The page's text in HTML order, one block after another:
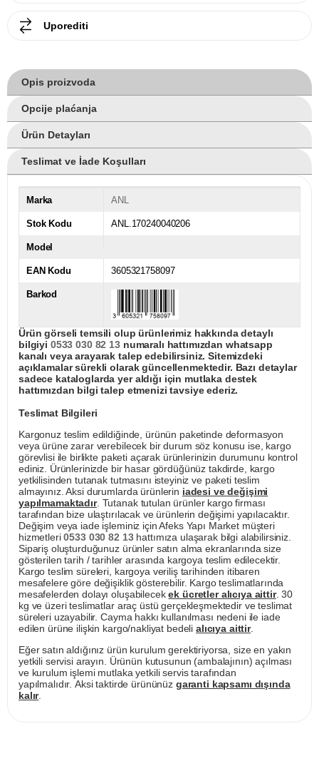
Uporediti
Opis proizvoda
Opcije plaćanja
Ürün Detayları
Teslimat ve İade Koşulları
Marka ANL
Stok Kodu ANL.170240040206
Model
EAN Kodu 3605321758097
Barkod
Ürün görseli temsili olup ürünlerimiz hakkında detaylı
bilgiyi 0533 030 82 13numaralı hattımızdan whatsapp
kanalı veya arayarak talep edebilirsiniz. Sitemizdeki
açıklamalar sürekli olarak güncellenmektedir. Bazı detaylar
sadece kataloglarda yer aldığı için mutlaka destek
hattımızdan bilgi talep etmenizi tavsiye ederiz.
Teslimat Bilgileri
Kargonuz teslim edildiğinde, ürünün paketinde deformasyon
veya ürüne zarar verebilecek bir durum söz konusu ise, kargo
görevlisi ile birlikte paketi açarak ürünlerinizin durumunu kontrol
ediniz. Ürünlerinizde bir hasar gördüğünüz takdirde, kargo
yetkilisinden tutanak tutmasını isteyiniz ve paketi teslim
almayınız. Aksi durumlarda ürünlerin iadesi ve değişimi
yapılmamaktadır. Tutanak tutulan ürünler kargo firması
tarafından bize ulaştırılacak ve ürünlerin değişimi yapılacaktır.
Değişim veya iade işleminiz için Afeks Yapı Market müşteri
hizmetleri0533 030 82 13hattımıza ulaşarak bilgi alabilirsiniz.
Sipariş oluşturduğunuz ürünler satın alma ekranlarında size
gösterilen tarih / tarihler arasında kargoya teslim edilecektir.
Kargo teslim süreleri, kargoya veriliş tarihinden itibaren
mesafelere göre değişiklik gösterebilir. Kargo teslimatlarında
mesafelerden dolayı oluşabilecekek ücretler alıcıya aittir. 30
kg ve üzeri teslimatlar araç üstü gerçekleşmektedir ve teslimat
süreleri uzayabilir. Cayma hakkı kullanılması nedeni ile iade
edilen ürüne ilişkin kargo/nakliyat bedeli alıcıya aittir.
Eğer satın aldığınız ürün kurulum gerektiriyorsa, size en yakın
yetkili servisi arayın. Ürünün kutusunun (ambalajının) açılması
ve kurulum işlemi mutlaka yetkili servis tarafından
yapılmalıdır. Aksi taktirde ürününüz garanti kapsamı dışında
kalır.